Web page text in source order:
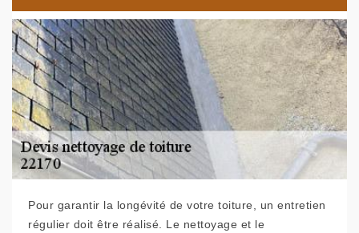
Pour garantir la longévité de votre toiture, un entretien
régulier doit être réalisé. Le nettoyage et le